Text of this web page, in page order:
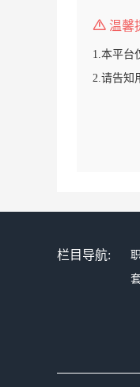
温馨
1.本平台
2.请告知
栏目导航: